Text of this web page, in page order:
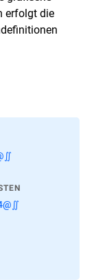
erfolgt die